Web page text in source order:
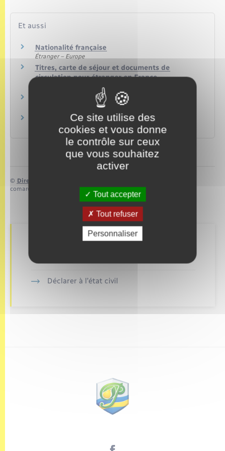
Et aussi
Nationalité française
Étranger – Europe
Titres, carte de séjour et documents de
circulation pour étranger en France
Carte grise (certificat d'immatriculation)
Permis de conduire
Transports – Mobilité
© Direction de l’information légale et administrative
comarquage developpé parbaseo.io
Retrouvez aussi
Déclarer à l’état civil
Ce site utilise des
cookies et vous donne
le contrôle sur ceux
que vous souhaitez
activer
Tout accepter
Tout refuser
Personnaliser